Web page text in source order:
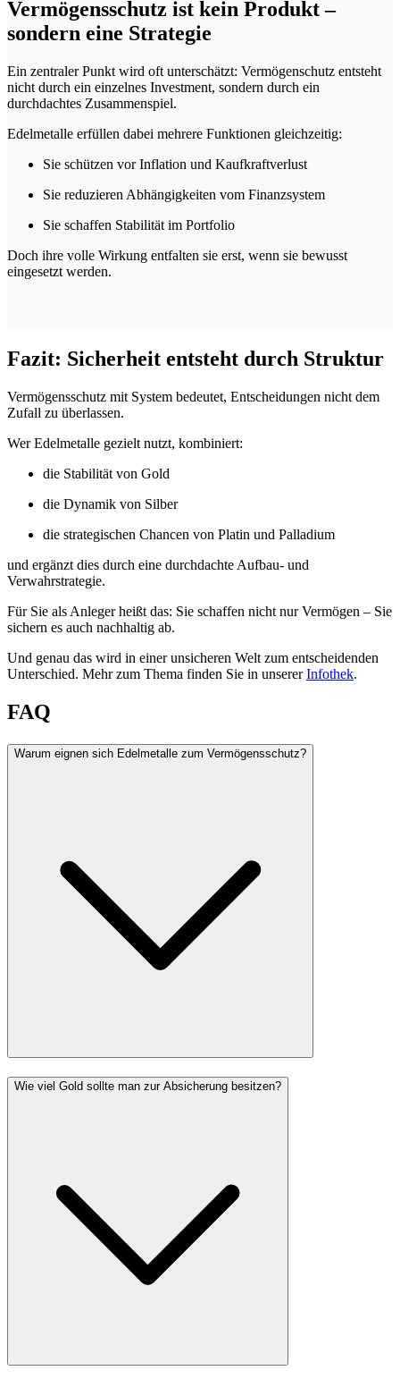
Vermögensschutz ist kein Produkt –
sondern eine Strategie
Ein zentraler Punkt wird oft unterschätzt: Vermögenschutz entsteht
nicht durch ein einzelnes Investment, sondern durch ein
durchdachtes Zusammenspiel.
Edelmetalle erfüllen dabei mehrere Funktionen gleichzeitig:
Sie schützen vor Inflation und Kaufkraftverlust
Sie reduzieren Abhängigkeiten vom Finanzsystem
Sie schaffen Stabilität im Portfolio
Doch ihre volle Wirkung entfalten sie erst, wenn sie bewusst
eingesetzt werden.
Fazit: Sicherheit entsteht durch Struktur
Vermögensschutz mit System bedeutet, Entscheidungen nicht dem
Zufall zu überlassen.
Wer Edelmetalle gezielt nutzt, kombiniert:
die Stabilität von Gold
die Dynamik von Silber
die strategischen Chancen von Platin und Palladium
und ergänzt dies durch eine durchdachte Aufbau- und
Verwahrstrategie.
Für Sie als Anleger heißt das: Sie schaffen nicht nur Vermögen – Sie
sichern es auch nachhaltig ab.
Und genau das wird in einer unsicheren Welt zum entscheidenden
Unterschied. Mehr zum Thema finden Sie in unsererInfothek.
FAQ
Warum eignen sich Edelmetalle zum Vermögensschutz?
Wie viel Gold sollte man zur Absicherung besitzen?